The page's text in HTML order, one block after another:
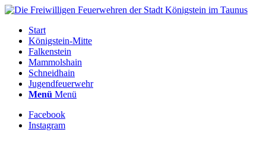
Start
Königstein-Mitte
Falkenstein
Mammolshain
Schneidhain
Jugendfeuerwehr
Menü Menü
Facebook
Instagram